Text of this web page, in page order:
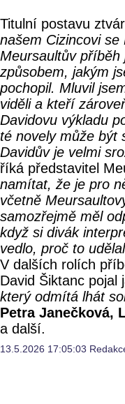
Titulní postavu
našem Cizincovi se
Meursaultův
způsobem, jakým
pochopil. Mluvil
viděli a kteří
Davidovu výkladu
té novely může být
Davidův je velmi
říká představitel
namítat, že je pro
včetně
samozřejmě měl
když si divák
vedlo, proč to
V dalších rolích
David Šiktanc pojal
který odmítá lhát
Petra Janečková,
a další.
13.5.2026 17:05:03